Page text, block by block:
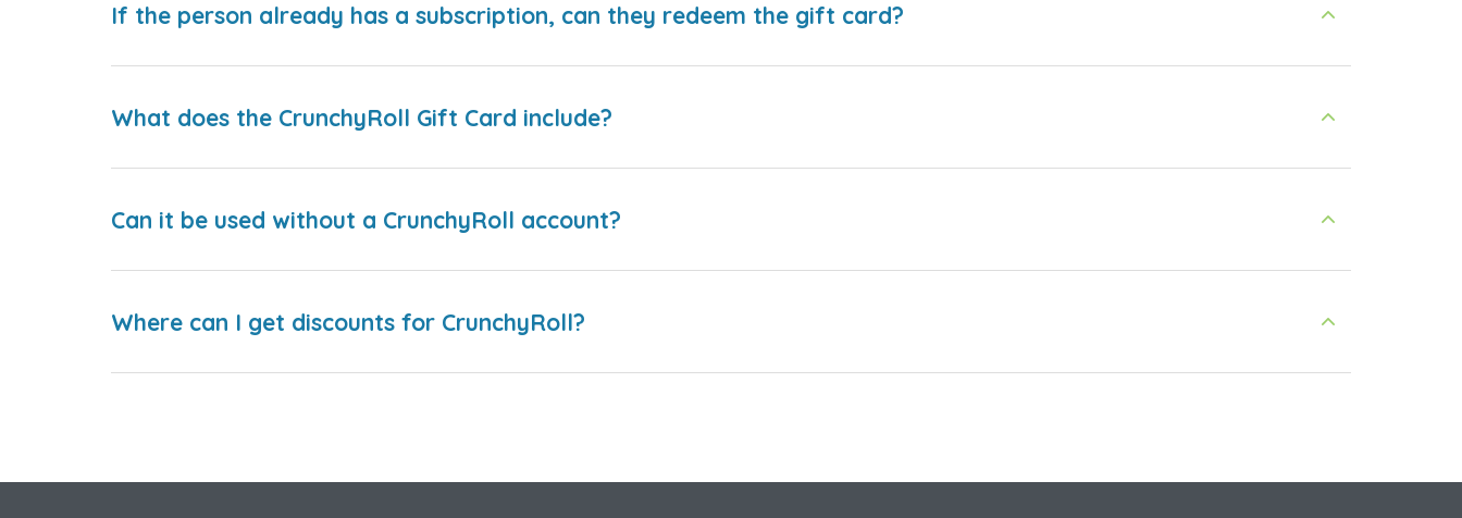
If the person already has a subscription, can they redeem the gift card?
What does the CrunchyRoll Gift Card include?
Can it be used without a CrunchyRoll account?
Where can I get discounts for CrunchyRoll?